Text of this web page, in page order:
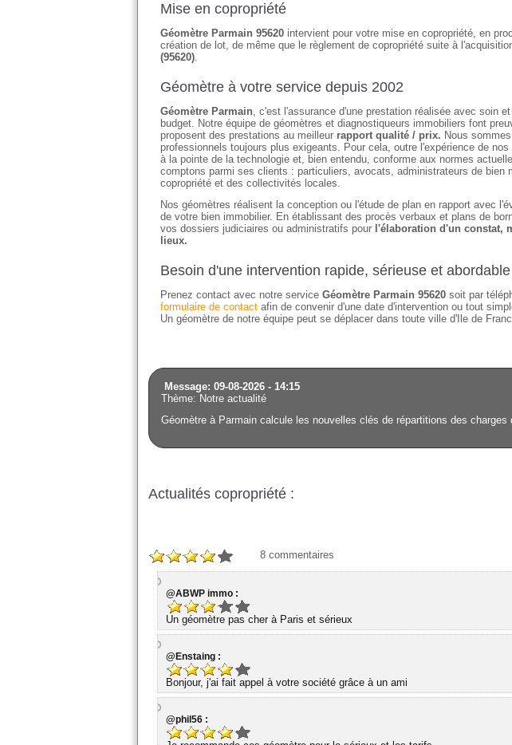
Mise en copropriété
Géomètre Parmain 95620 intervient pour votre mise en copropriété, en
création de lot, de même que le règlement de copropriété suite à
(95620).
Géomètre à votre service depuis 2002
Géomètre Parmain, c'est l'assurance d'une prestation réalisée avec soin
budget. Notre équipe de géomètres et diagnostiqueurs immobiliers font
proposent des prestations au meilleur rapport qualité / prix. Nous
professionnels toujours plus exigeants. Pour cela, outre l'expérience de
à la pointe de la technologie et, bien entendu, conforme aux normes
comptons parmi ses clients : particuliers, avocats, administrateurs de bien
copropriété et des collectivités locales.
Nos géomètres réalisent la conception ou l'étude de plan en rapport avec
de votre bien immobilier. En établissant des procès verbaux et plans de
vos dossiers judiciaires ou administratifs pour l'élaboration d'un constat,
lieux.
Besoin d'une intervention rapide, sérieuse et
Prenez contact avec notre service Géomètre Parmain 95620 soit par
formulaire de contact afin de convenir d'une date d'intervention ou tout
Un géomètre de notre équipe peut se déplacer dans toute ville d'Ile de
Message: 09-08-2026 - 14:15
Thème: Notre actualité
Géomètre à Parmain calcule les nouvelles clés de répartitions des charges
Actualités copropriété :
8 commentaires
@ABWP immo :
Un géomètre pas cher à Paris et sérieux
@Enstaing :
Bonjour, j'ai fait appel à votre société grâce à un ami
@phil56 :